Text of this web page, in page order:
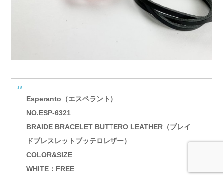
Esperanto（エスペラント）
NO.ESP-6321
BRAIDE BRACELET BUTTERO LEATHER（ブレイ
ドブレスレットブッテロレザー）
COLOR&SIZE
WHITE：FREE